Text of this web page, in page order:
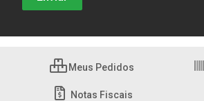
Meus Pedidos
Notas Fiscais